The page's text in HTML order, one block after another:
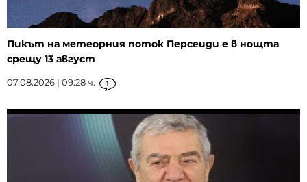
Пикът на метеорния поток Персеиди е в нощта
срещу 13 август
07.08.2026 | 09:28 ч. 1